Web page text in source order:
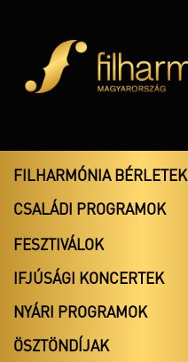
FILHARMÓNIA BÉRLETEK
CSALÁDI PROGRAMOK
FESZTIVÁLOK
IFJÚSÁGI KONCERTEK
NYÁRI PROGRAMOK
ÖSZTÖNDÍJAK